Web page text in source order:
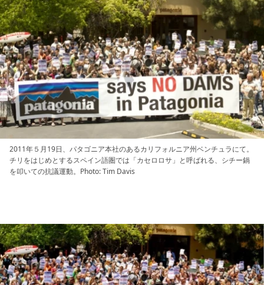
2011年５月19日、パタゴニア本社のあるカリフォルニア州ベンチュラにて。
チリをはじめとするスペイン語圏では「カセロロサ」と呼ばれる、シチー鍋
を叩いての抗議運動。Photo: Tim Davis